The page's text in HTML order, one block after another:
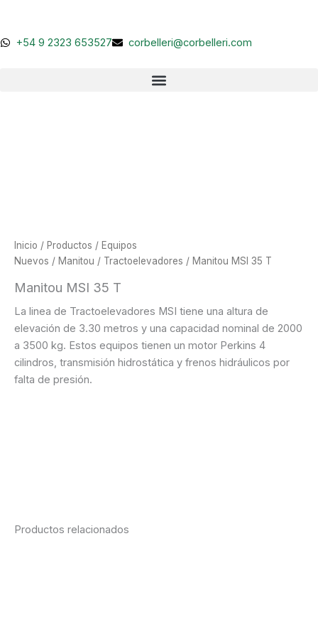
contenido
+54 9 2323 653527 corbelleri@corbelleri.com
Inicio / Productos / Equipos
Nuevos / Manitou / Tractoelevadores / Manitou MSI 35 T
Manitou MSI 35 T
La linea de Tractoelevadores MSI tiene una altura de
elevación de 3.30 metros y una capacidad nominal de 2000
a 3500 kg. Estos equipos tienen un motor Perkins 4
cilindros, transmisión hidrostática y frenos hidráulicos por
falta de presión.
Productos relacionados